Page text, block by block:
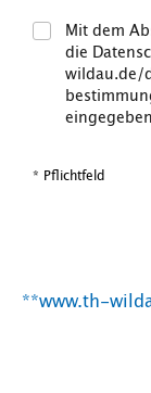
Mit dem
die
wildau.de/
* Pflichtfeld
**www.th-